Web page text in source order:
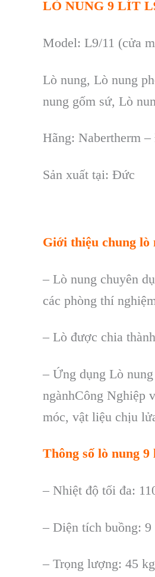
LÒ NUNG 9 LÍT
Model: L9/11 (cửa
Lò nung, Lò nung
nung gốm sứ, Lò
Hãng: Nabertherm
Sản xuất tại: Đức
Giới thiệu chung lò
– Lò nung chuyên d
các phòng thí nghi
– Lò được chia th
– Ứng dụng Lò nung
ngànhCông Nghiệp
móc, vật liệu chịu
Thông số lò nung 9
– Nhiệt độ tối đa:
– Diện tích buồng: 9
– Trọng lượng: 45 kg